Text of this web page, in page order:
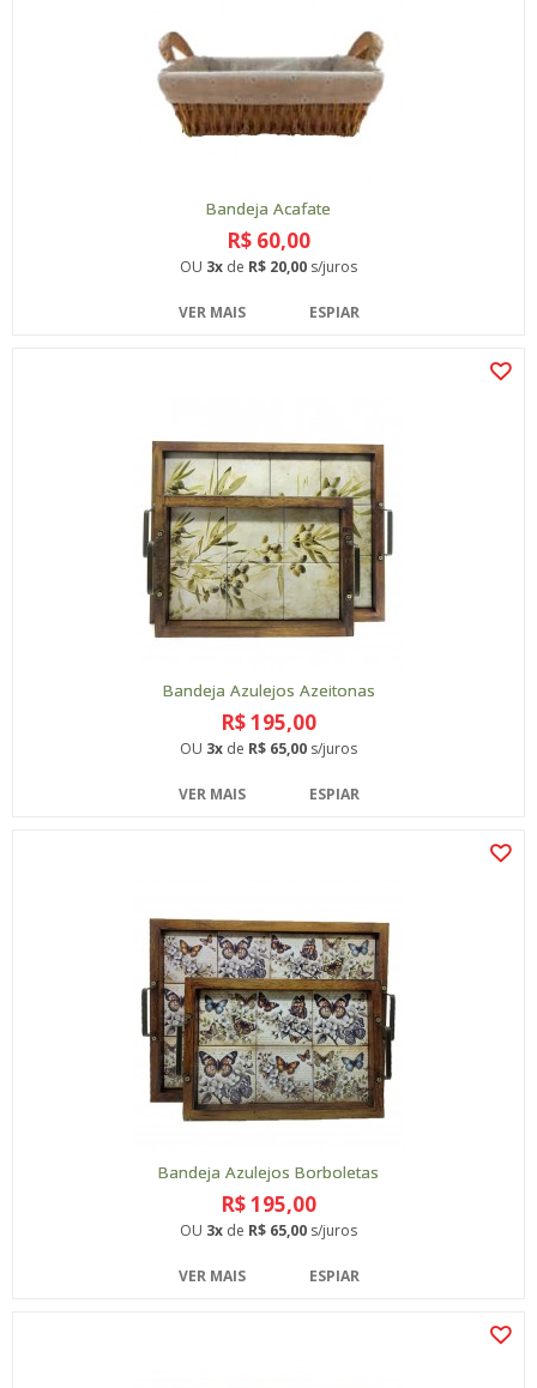
Bandeja Acafate
R$ 60,00
OU 3x de R$ 20,00 s/juros
VER MAIS ESPIAR
Bandeja Azulejos Azeitonas
R$ 195,00
OU 3x de R$ 65,00 s/juros
VER MAIS ESPIAR
Bandeja Azulejos Borboletas
R$ 195,00
OU 3x de R$ 65,00 s/juros
VER MAIS ESPIAR